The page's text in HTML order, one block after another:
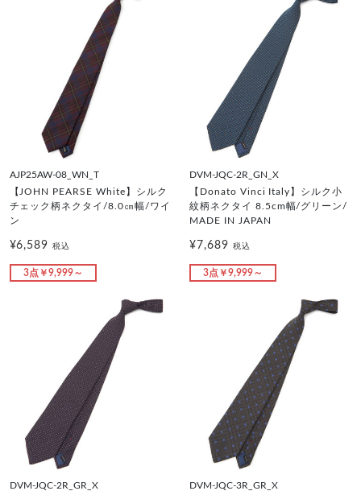
AJP25AW-08_WN_T
【JOHN PEARSE White】シルク
チェック柄ネクタイ/8.0㎝幅/ワイ
ン
¥6,589税込
3点￥9,999～
DVM-JQC-2R_GN_X
【Donato Vinci Italy】シルク小
紋柄ネクタイ 8.5cm幅/グリーン/
MADE IN JAPAN
¥7,689 税込
3点￥9,999～
DVM-JQC-2R_GR_X
DVM-JQC-3R_GR_X